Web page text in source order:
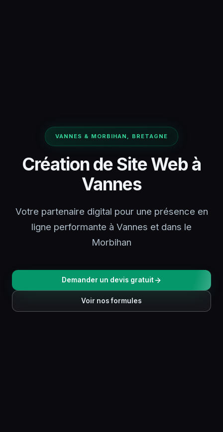
VANNES & MORBIHAN, BRETAGNE
Création de Site Web à
Vannes
Votre partenaire digital pour une présence en
ligne performante à Vannes et dans le
Morbihan
Demander un devis gratuit
Voir nos formules